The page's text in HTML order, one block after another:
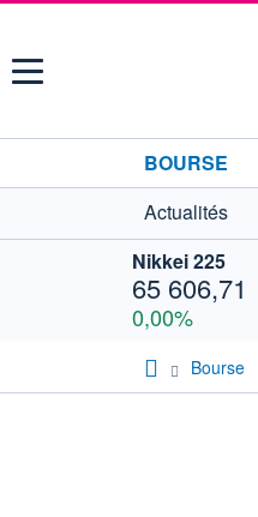
Menu
BOURSE
Actualités
Nikkei 225
65 606,71
0,00%
Bourse